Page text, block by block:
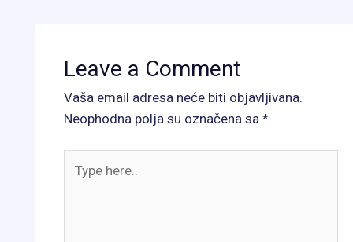
Leave a Comment
Vaša email adresa neće biti objavljivana.
Neophodna polja su označena sa*
here..